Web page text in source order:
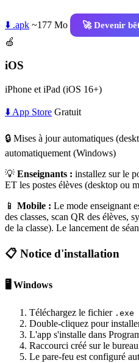
⬇️ .apk ~177 Mo
🚀 Devenir
🍏
iOS
iPhone et iPad (iOS 16+)
⬇️ App Store Gratuit
🔒 Mises à jour automatiques
automatiquement (Windows)
💡 Enseignants : installez sur le
ET les postes élèves (desktop ou
📱 Mobile : Le mode enseignant
des classes, scan QR des élèves,
de la classe). Le lancement de
📋 Notice d'installation
🖥️ Windows
Téléchargez le fichier .exe
Double-cliquez pour
L'app s'installe dans
Raccourci créé sur le
Le pare-feu est configuré